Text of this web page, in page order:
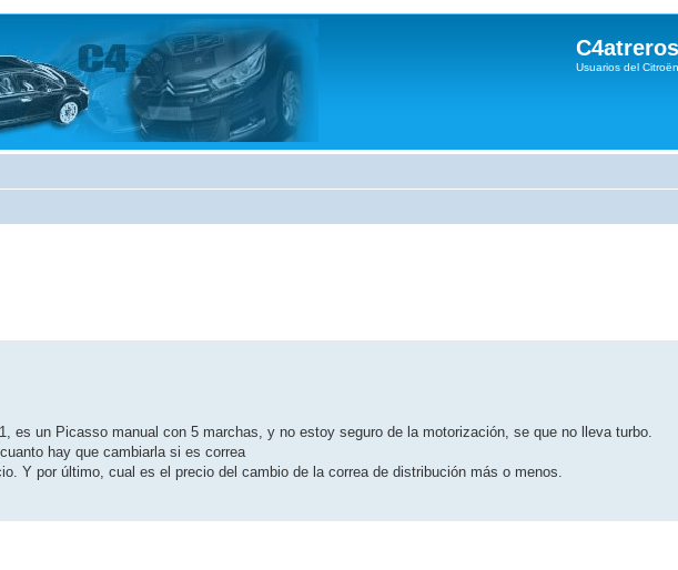
Usuarios del
es un Picasso manual con 5 marchas, y no estoy seguro de la motorización, se que no lleva turbo.
hay que cambiarla si es correa
Y por último, cual es el precio del cambio de la correa de distribución más o menos.